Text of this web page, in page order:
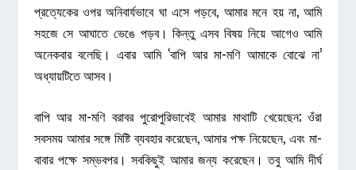
প্রত্যেকের ওপর অনিবার্যভাবে ঘা এসে পড়বে, আমার মনে হয় না, আমি
সহজে সে আঘাতে ভেঙে পড়ব। কিন্তু এসব বিষয় নিয়ে আগেও আমি
অনেকবার বলেছি। এবার আমি ‘বাপি আর মা-মণি আমাকে বোঝে না’
অধ্যায়টিতে আসব।
বাপি আর মা-মণি বরাবর পুরোপুরিভাবেই আমার মাথাটি খেয়েছেন; ওঁরা
সবসময় আমার সঙ্গে মিষ্টি ব্যবহার করেছেন, আমার পক্ষ নিয়েছেন, এবং মা-
বাবার পক্ষে সম্ভবপর। সবকিছুই আমার জন্য করেছেন। তবু আমি দীর্ঘ